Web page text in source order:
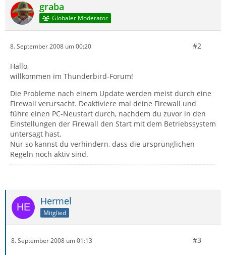
graba
Globaler Moderator
8. September 2008 um 00:20 #2
Hallo,
willkommen im Thunderbird-Forum!
Die Probleme nach einem Update werden meist durch eine
Firewall verursacht. Deaktiviere mal deine Firewall und
führe einen PC-Neustart durch, nachdem du zuvor in den
Einstellungen der Firewall den Start mit dem Betriebssystem
untersagt hast.
Nur so kannst du verhindern, dass die ursprünglichen
Regeln noch aktiv sind.
Hermel
Mitglied
8. September 2008 um 01:13 #3